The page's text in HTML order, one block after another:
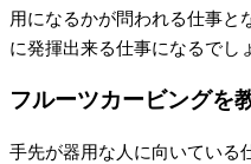
用になるかが問われる仕事と
に発揮出来る仕事になるでし
フルーツカービングを
手先が器用な人に向いている